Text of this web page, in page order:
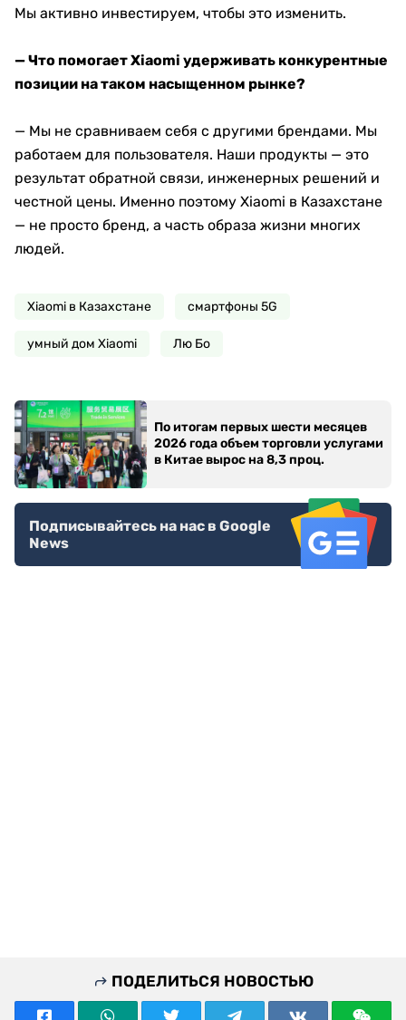
Мы активно инвестируем, чтобы это изменить.
— Что помогает Xiaomi удерживать конкурентные
позиции на таком насыщенном рынке?
— Мы не сравниваем себя с другими брендами. Мы
работаем для пользователя. Наши продукты — это
результат обратной связи, инженерных решений и
честной цены. Именно поэтому Xiaomi в Казахстане
— не просто бренд, а часть образа жизни многих
людей.
Xiaomi в Казахстане смартфоны 5G
умный дом Xiaomi Лю Бо
По итогам первых шести месяцев
2026 года объем торговли услугами
в Китае вырос на 8,3 проц.
Подписывайтесь на нас в Google
News
ПОДЕЛИТЬСЯ НОВОСТЬЮ